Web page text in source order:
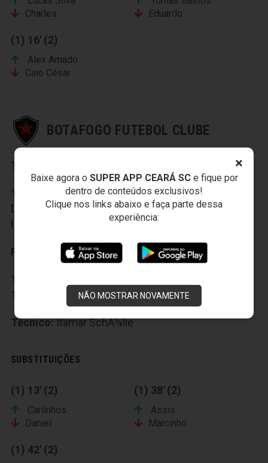
×
Baixe agora o SUPER APP CEARÁ SCe fique por
dentro de conteúdos exclusivos!
Clique nos links abaixo e faça parte dessa
experiência:
NÃO MOSTRAR NOVAMENTE
Charles
Eduardo
(1) 16' (2)
Alex Amado
Caio César
BOTAFOGO FUTEBOL CLUBE
Titulares:
1- Michel Alves; 2- Angelo; 3- Plinio; 4- Marcelo; 5-
Djavan; 6- João Paulo; 7- Jardson; 8- Pedro
Henrique; 9- Rodrigo SIlva; 10- Marcinho; 11- Daniel.
Reservas:
12- Edson; 14- André Paulino; 15- Henik; 16- Assis;
17- Nildo; 18- Warley; 19- Val; 20- Carlinhos
Técnico:Itamar SchÃ¼lle
SUBSTITUIÇÕES
(1) 13' (2)
Carlinhos
Daniel
(1) 38' (2)
Assis
Marcinho
(1) 42' (2)